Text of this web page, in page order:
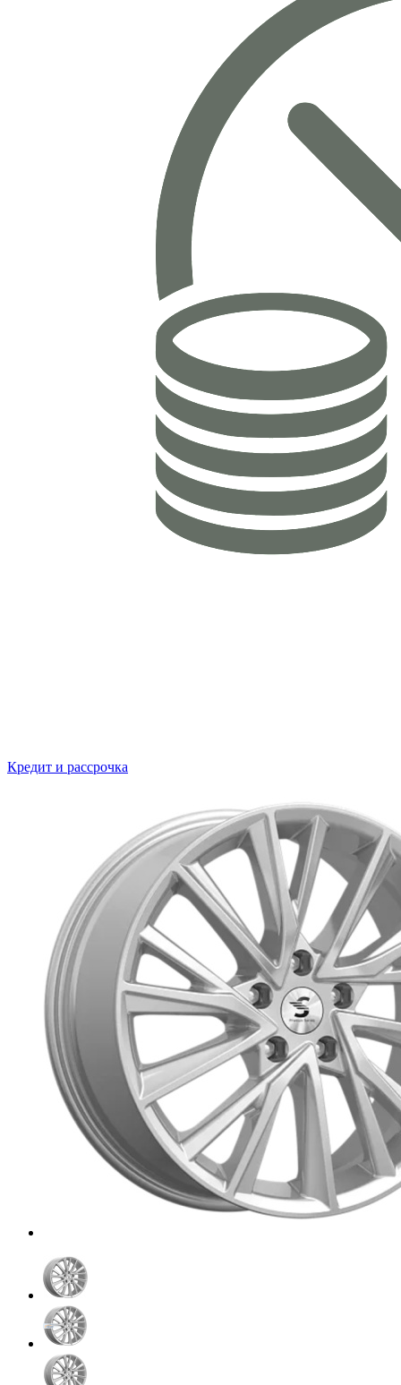
Кредит и рассрочка